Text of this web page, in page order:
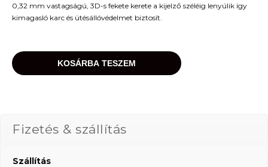
0,32 mm vastagságú, 3D-s fekete kerete a kijelző széléig lenyúlik így
kimagasló karc és ütésállóvédelmet biztosít.
KOSÁRBA TESZEM
Fizetés & szállítás
Szállítás